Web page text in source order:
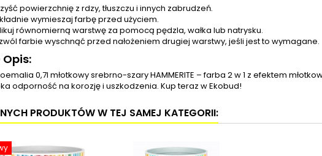
powierzchnię z rdzy, tłuszczu i innych zabrudzeń.
wymieszaj farbę przed użyciem.
równomierną warstwę za pomocą pędzla, wałka lub natrysku.
farbie wyschnąć przed nałożeniem drugiej warstwy, jeśli jest to wymagane.
Opis:
0,7l młotkowy srebrno-szary HAMMERITE – farba 2 w 1 z efektem
odporność na korozję i uszkodzenia. Kup teraz w Ekobud!
PRODUKTÓW W TEJ SAMEJ KATEGORII: